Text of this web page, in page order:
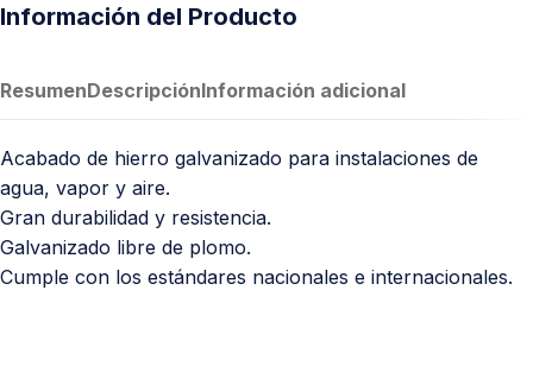
Información del Producto
ResumenDescripciónInformación adicional
Acabado de hierro galvanizado para instalaciones de
agua, vapor y aire.
Gran durabilidad y resistencia.
Galvanizado libre de plomo.
Cumple con los estándares nacionales e internacionales.